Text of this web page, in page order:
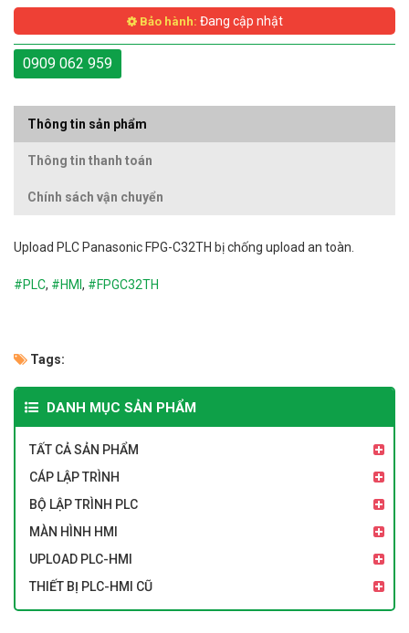
Bảo hành: Đang cập nhật
0909 062 959
Thông tin sản phẩm
Thông tin thanh toán
Chính sách vận chuyển
Upload PLC Panasonic FPG-C32TH bị chống upload an toàn.
#PLC, #HMI , #FPGC32TH
Tags:
DANH MỤC SẢN PHẨM
TẤT CẢ SẢN PHẨM
CÁP LẬP TRÌNH
BỘ LẬP TRÌNH PLC
MÀN HÌNH HMI
UPLOAD PLC-HMI
THIẾT BỊ PLC-HMI CŨ